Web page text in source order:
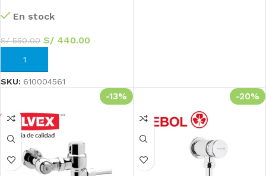
En stock
S/550.00 S/ 440.00
AÑADIR AL CARRITO
SKU: 610004561
-13% -20%